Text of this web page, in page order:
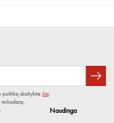
Naudinga
politiką skaitykite čia.
rinkodarą.